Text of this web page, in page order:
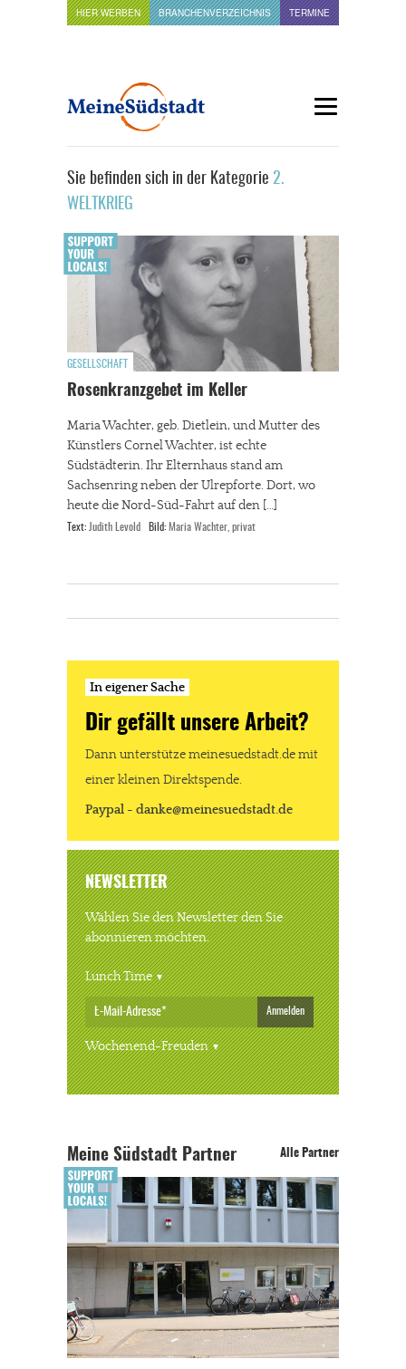
HIER WERBEN BRANCHENVERZEICHNIS TERMINE
Sie befinden sich in der Kategorie 2.
WELTKRIEG
GESELLSCHAFT
Rosenkranzgebet im Keller
Maria Wachter, geb. Dietlein, und Mutter des
Künstlers Cornel Wachter, ist echte
Südstädterin. Ihr Elternhaus stand am
Sachsenring neben der Ulrepforte. Dort, wo
heute die Nord-Süd-Fahrt auf den […]
Text: Judith Levold Bild: Maria Wachter, privat
In eigener Sache
Dir gefällt unsere Arbeit?
Dann unterstütze meinesuedstadt.de mit
einer kleinen Direktspende.
Paypal - danke@meinesuedstadt.de
NEWSLETTER
Wählen Sie den Newsletter den Sie
abonnieren möchten.
Lunch Time
Anmelden
Wochenend-Freuden
Meine Südstadt Partner Alle Partner